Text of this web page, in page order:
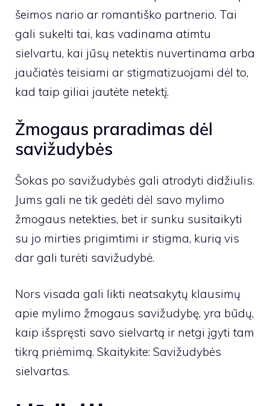
šeimos nario ar romantiško partnerio. Tai
gali sukelti tai, kas vadinama atimtu
sielvartu, kai jūsų netektis nuvertinama arba
jaučiatės teisiami ar stigmatizuojami dėl to,
kad taip giliai jautėte netektį.
Žmogaus praradimas dėl
savižudybės
Šokas po savižudybės gali atrodyti didžiulis.
Jums gali ne tik gedėti dėl savo mylimo
žmogaus netekties, bet ir sunku susitaikyti
su jo mirties prigimtimi ir stigma, kurią vis
dar gali turėti savižudybė.
Nors visada gali likti neatsakytų klausimų
apie mylimo žmogaus savižudybę, yra būdų,
kaip išspręsti savo sielvartą ir netgi įgyti tam
tikrą priėmimą. Skaitykite: Savižudybės
sielvartas.